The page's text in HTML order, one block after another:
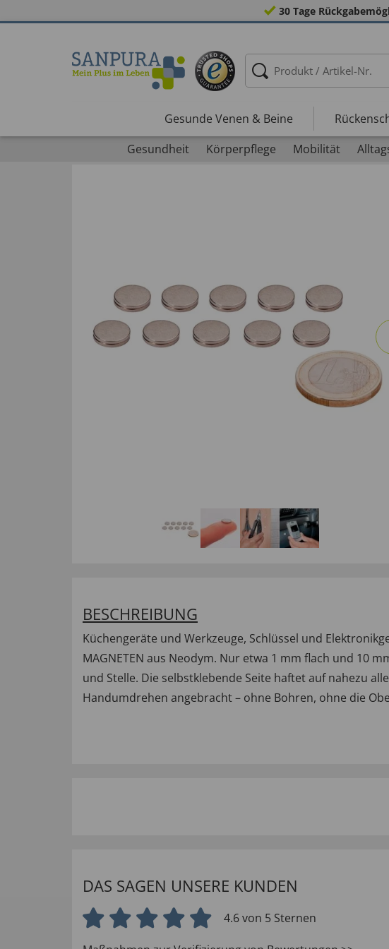
30 Tage
Gesunde Venen & Beine
Gesundheit
Körperpflege Mobilität
BESCHREIBUNG
Küchengeräte und Werkzeuge, Schlüssel und
MAGNETEN aus Neodym. Nur etwa 1 mm flach und 10
und Stelle. Die selbstklebende Seite haftet auf nahezu
Handumdrehen angebracht – ohne Bohren, ohne die
DAS SAGEN UNSERE KUNDEN
4.6 von 5 Sternen